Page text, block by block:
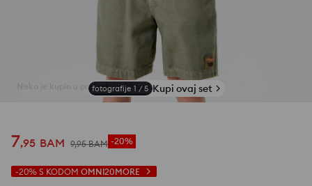
fotografije 1 / 5 Kupi ovaj set
7,95 BAM 9,95 BAM -20%
-20% S KODOM OMNI20MORE